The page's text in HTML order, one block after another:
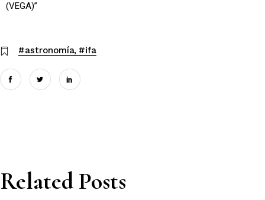
(VEGA)”
#astronomía #ifa
Related Posts